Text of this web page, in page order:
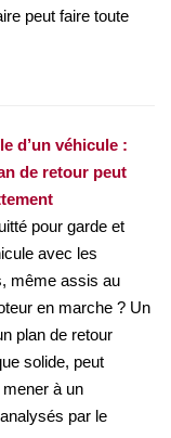
peut faire toute
d’un véhicule :
de retour peut
pour garde et
avec les
même assis au
en marche ? Un
plan de retour
solide, peut
à un
par le